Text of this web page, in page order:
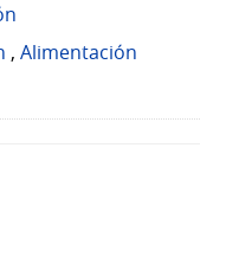
, Alimentación